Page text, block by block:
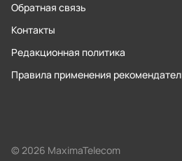
Обратная связь
Контакты
Редакционная политика
Правила применения
© 2026 MaximaTelecom